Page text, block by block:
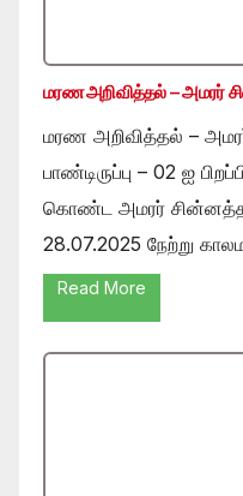
மரண அறிவித்தல் – அமரர்
மரண அறிவித்தல் –
பாண்டிருப்பு – 02 ஐ
கொண்ட அமரர்
28.07.2025 நேற்று
Read More